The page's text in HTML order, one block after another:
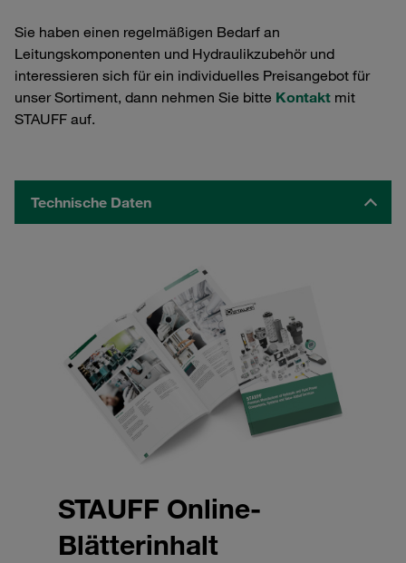
Sie haben einen regelmäßigen Bedarf an
Leitungskomponenten und Hydraulikzubehör und
interessieren sich für ein individuelles Preisangebot für
unser Sortiment, dann nehmen Sie bitte Kontakt mit
STAUFF auf.
Technische Daten
STAUFF Online-
Blätterinhalt